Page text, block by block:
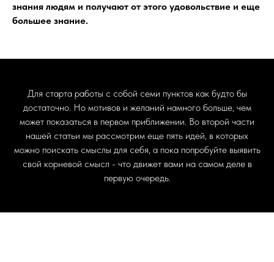
знания людям и получают от этого удовольствие и еще
большее знание.
Для старта работы с собой семи пунктов как будто бы
достаточно. Но мотивов и желаний намного больше, чем
может показаться в первом приближении. Во второй части
нашей статьи мы рассмотрим еще пять идей, в которых
можно поискать смыслы для себя, а пока попробуйте выявить
свой корневой смысл - что движет вами на самом деле в
первую очередь.